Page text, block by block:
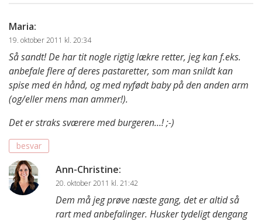
Maria:
19. oktober 2011 kl. 20:34
Så sandt! De har tit nogle rigtig lækre retter, jeg kan f.eks.
anbefale flere af deres pastaretter, som man snildt kan
spise med én hånd, og med nyfødt baby på den anden arm
(og/eller mens man ammer!).
Det er straks sværere med burgeren…! ;-)
besvar
Ann-Christine:
20. oktober 2011 kl. 21:42
Dem må jeg prøve næste gang, det er altid så
rart med anbefalinger. Husker tydeligt dengang